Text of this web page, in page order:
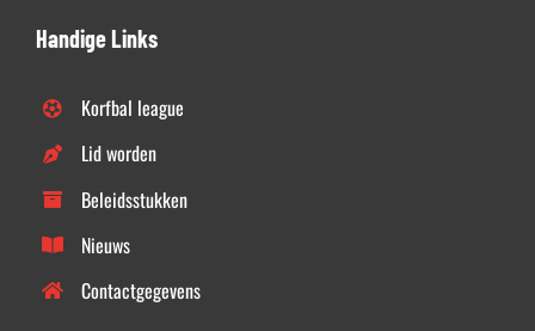
Handige Links
Korfbal league
Lid worden
Beleidsstukken
Nieuws
Contactgegevens